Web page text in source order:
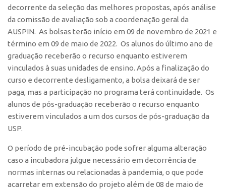
decorrente da seleção das melhores propostas, após análise
da comissão de avaliação sob a coordenação geral da
AUSPIN. As bolsas terão início em 09 de novembro de 2021 e
término em 09 de maio de 2022. Os alunos do último ano de
graduação receberão o recurso enquanto estiverem
vinculados à suas unidades de ensino. Após a finalização do
curso e decorrente desligamento, a bolsa deixará de ser
paga, mas a participação no programa terá continuidade. Os
alunos de pós-graduação receberão o recurso enquanto
estiverem vinculados a um dos cursos de pós-graduação da
USP.
O período de pré-incubação pode sofrer alguma alteração
caso a incubadora julgue necessário em decorrência de
normas internas ou relacionadas à pandemia, o que pode
acarretar em extensão do projeto além de 08 de maio de